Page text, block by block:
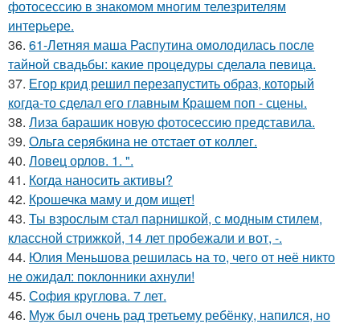
фотосессию в знакомом многим телезрителям
интерьере.
36. 61-Летняя маша Распутина омолодилась после
тайной свадьбы: какие процедуры сделала певица.
37. Егор крид решил перезапустить образ, который
когда-то сделал его главным Крашем поп - сцены.
38. Лиза барашик новую фотосессию представила.
39. Ольга серябкина не отстает от коллег.
40. Ловец орлов. 1. ".
41. Когда наносить активы?
42. Крошечка маму и дом ищет!
43. Ты взрослым стал парнишкой, с модным стилем,
классной стрижкой, 14 лет пробежали и вот, -.
44. Юлия Меньшова решилась на то, чего от неё никто
не ожидал: поклонники ахнули!
45. София круглова. 7 лет.
46. Муж был очень рад третьему ребёнку, напился, но